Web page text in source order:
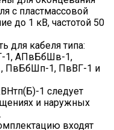
с пластмассовой
до 1 кВ, частотой 50
для кабеля типа:
1, АПвБбШв-1,
ПвБбШп-1, ПвВГ-1 и
1 следует
и наружных
входят